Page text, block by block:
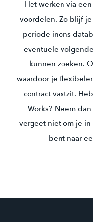
Het werken via
voordelen. Zo blijf
periode inons
eventuele
kunnen zoeken.
waardoor je
contract vastzit.
Works? Neem
vergeet niet om je in
bent naar